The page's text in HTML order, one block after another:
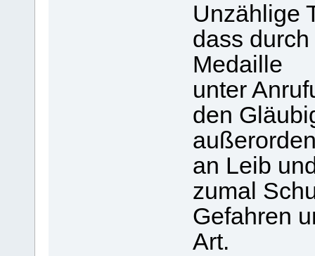
Unzählige
dass
Medaille
unter
den
an Leib
zumal
Gefahren
Art.